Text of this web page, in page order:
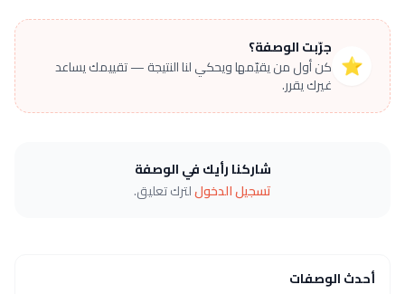
⭐
جرّبت الوصفة؟
كن أول من يقيّمها ويحكي لنا النتيجة — تقييمك يساعد
غيرك يقرر.
شاركنا رأيك في الوصفة
تسجيل الدخوللترك تعليق.
أحدث الوصفات